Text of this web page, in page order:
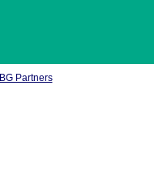
BG Partners